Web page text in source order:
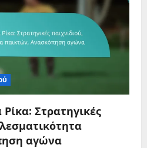
Στρατηγικές
αγώνα